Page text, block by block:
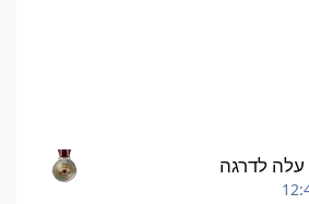
עלה לדרגה